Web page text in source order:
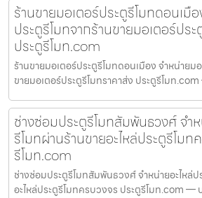
ร้านขายมอเตอร์ประตูรีโมทดอนเมื
ประตูรีโมทจากร้านขายมอเตอร์ปร
ประตูรีโมท.com
ร้านขายมอเตอร์ประตูรีโมทดอนเมือง จำหน่ายม
ขายมอเตอร์ประตูรีโมทราคาส่ง ประตูรีโมท
ช่างซ่อมประตูรีโมทสัมพันธวงศ์ จำ
รีโมทผ่านร้านขายอะไหล่ประตูรีโม
รีโมท.com
ช่างซ่อมประตูรีโมทสัมพันธวงศ์ จำหน่ายอะไหล่ป
อะไหล่ประตูรีโมทครบวงจร ประตูรีโมท.com —